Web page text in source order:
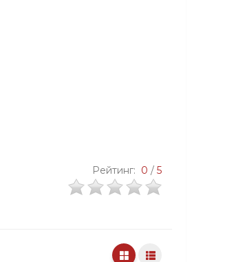
Рейтинг: 0 / 5